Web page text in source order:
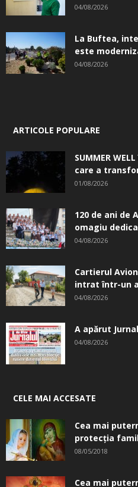
04/08/2026
La Buftea,
este
04/08/2026
ARTICOLE POPULARE
SUMMER
care a
01/08/2026
120 de ani de
omagiu
04/08/2026
Cartierul
intrat într-un
04/08/2026
A apărut
04/08/2026
CELE MAI ACCESATE
Cea mai
protecția
08/05/2018
Cea mai